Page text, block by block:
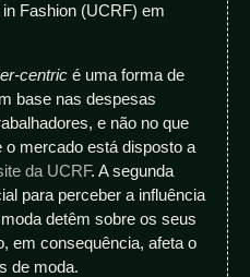
Fashion (UCRF) em
centric é uma forma de
base nas despesas
e não no que
mercado está disposto a
da UCRF. A segunda
para perceber a influência
detêm sobre os seus
em consequência, afeta o
de moda.